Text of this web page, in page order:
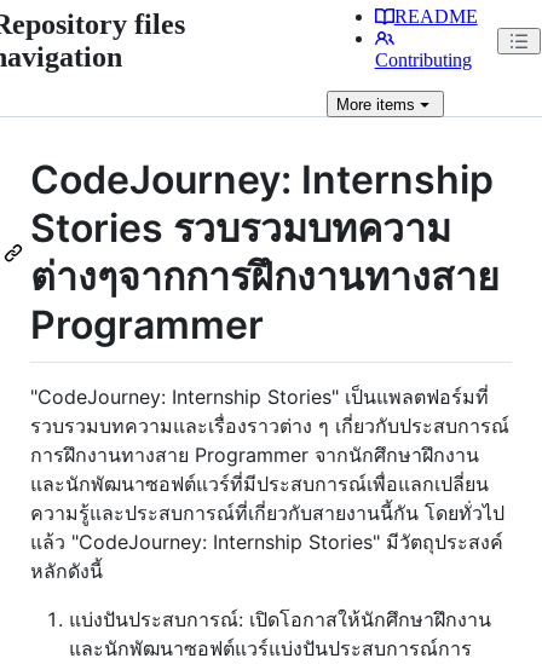
files
README
Contributing
Moreitems
CodeJourney: Internship
Stories รวบรวมบทความ
ต่างๆจากการฝึกงานทางสาย
Programmer
"CodeJourney: Internship Stories" เป็นแพลตฟอร์มที่
รวบรวมบทความและเรื่องราวต่าง ๆ เกี่ยวกับประสบการณ์
การฝึกงานทางสาย Programmer จากนักศึกษาฝึกงาน
และนักพัฒนาซอฟต์แวร์ที่มีประสบการณ์เพื่อแลกเปลี่ยน
ความรู้และประสบการณ์ที่เกี่ยวกับสายงานนี้กัน โดยทั่วไป
แล้ว "CodeJourney: Internship Stories" มีวัตถุประสงค์
หลักดังนี้
แบ่งปันประสบการณ์: เปิดโอกาสให้นักศึกษาฝึกงาน
และนักพัฒนาซอฟต์แวร์แบ่งปันประสบการณ์การ